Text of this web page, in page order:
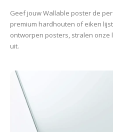
Geef jouw Wallable poster de
premium hardhouten of eiken
ontworpen posters, stralen onze
uit.